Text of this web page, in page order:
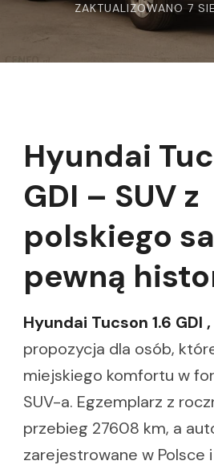
ZAKTUALIZOWANO 7
Hyundai
GDI – SUV z
polskiego
pewną
Hyundai Tucson 1.6 GDI
propozycja dla osób,
miejskiego komfortu w
SUV-a. Egzemplarz z
przebieg 27608 km, a
zarejestrowane w Polsce